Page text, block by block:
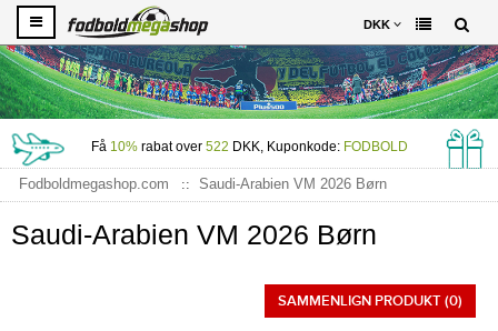
DKK
Få 10%rabat over 522 DKK, Kuponkode: FODBOLD
Fodboldmegashop.com Saudi-Arabien VM 2026 Børn
Saudi-Arabien VM 2026 Børn
SAMMENLIGN PRODUKT (0)